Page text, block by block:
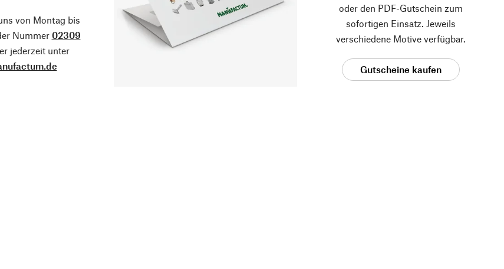
von Montag bis
Nummer 02309
jederzeit unter
oder den PDF-Gutschein zum
sofortigen Einsatz. Jeweils
verschiedene Motive verfügbar.
Gutscheine kaufen